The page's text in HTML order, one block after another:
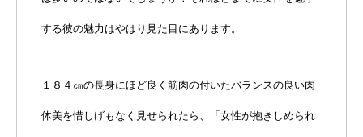
する彼の魅力はやはり見た目にあります。
１８４㎝の長身にほど良く筋肉の付いたバランスの良い肉
体美を惜しげもなく見せられたら、「女性が抱きしめられ